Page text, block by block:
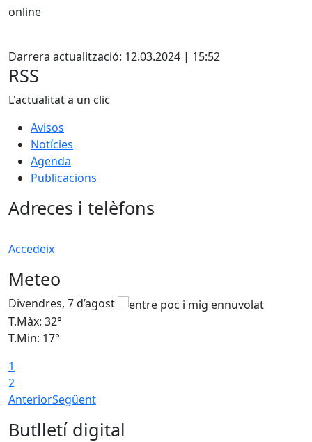
online
Darrera actualització: 12.03.2024 | 15:52
RSS
L'actualitat a un clic
Avisos
Notícies
Agenda
Publicacions
Adreces i telèfons
Accedeix
Meteo
Divendres, 7 d’agost
T.Màx: 32°
T.Min: 17°
1
2
AnteriorSegüent
Butlletí digital